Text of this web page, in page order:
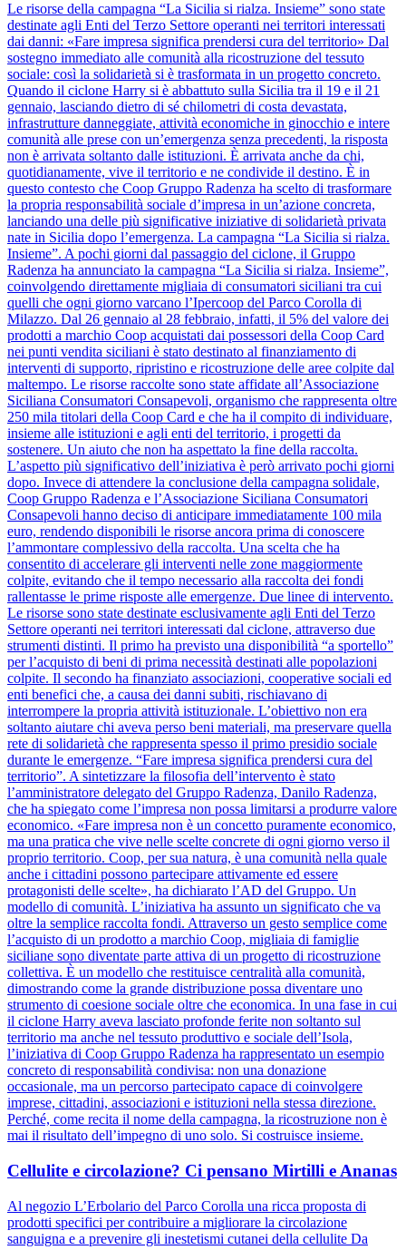
Le risorse della campagna “La Sicilia si rialza. Insieme” sono state
destinate agli Enti del Terzo Settore operanti nei territori interessati
dai danni: «Fare impresa significa prendersi cura del territorio» Dal
sostegno immediato alle comunità alla ricostruzione del tessuto
sociale: così la solidarietà si è trasformata in un progetto concreto.
Quando il ciclone Harry si è abbattuto sulla Sicilia tra il 19 e il 21
gennaio, lasciando dietro di sé chilometri di costa devastata,
infrastrutture danneggiate, attività economiche in ginocchio e intere
comunità alle prese con un’emergenza senza precedenti, la risposta
non è arrivata soltanto dalle istituzioni. È arrivata anche da chi,
quotidianamente, vive il territorio e ne condivide il destino. È in
questo contesto che Coop Gruppo Radenza ha scelto di trasformare
la propria responsabilità sociale d’impresa in un’azione concreta,
lanciando una delle più significative iniziative di solidarietà privata
nate in Sicilia dopo l’emergenza. La campagna “La Sicilia si rialza.
Insieme”. A pochi giorni dal passaggio del ciclone, il Gruppo
Radenza ha annunciato la campagna “La Sicilia si rialza. Insieme”,
coinvolgendo direttamente migliaia di consumatori siciliani tra cui
quelli che ogni giorno varcano l’Ipercoop del Parco Corolla di
Milazzo. Dal 26 gennaio al 28 febbraio, infatti, il 5% del valore dei
prodotti a marchio Coop acquistati dai possessori della Coop Card
nei punti vendita siciliani è stato destinato al finanziamento di
interventi di supporto, ripristino e ricostruzione delle aree colpite dal
maltempo. Le risorse raccolte sono state affidate all’Associazione
Siciliana Consumatori Consapevoli, organismo che rappresenta oltre
250 mila titolari della Coop Card e che ha il compito di individuare,
insieme alle istituzioni e agli enti del territorio, i progetti da
sostenere. Un aiuto che non ha aspettato la fine della raccolta.
L’aspetto più significativo dell’iniziativa è però arrivato pochi giorni
dopo. Invece di attendere la conclusione della campagna solidale,
Coop Gruppo Radenza e l’Associazione Siciliana Consumatori
Consapevoli hanno deciso di anticipare immediatamente 100 mila
euro, rendendo disponibili le risorse ancora prima di conoscere
l’ammontare complessivo della raccolta. Una scelta che ha
consentito di accelerare gli interventi nelle zone maggiormente
colpite, evitando che il tempo necessario alla raccolta dei fondi
rallentasse le prime risposte alle emergenze. Due linee di intervento.
Le risorse sono state destinate esclusivamente agli Enti del Terzo
Settore operanti nei territori interessati dal ciclone, attraverso due
strumenti distinti. Il primo ha previsto una disponibilità “a sportello”
per l’acquisto di beni di prima necessità destinati alle popolazioni
colpite. Il secondo ha finanziato associazioni, cooperative sociali ed
enti benefici che, a causa dei danni subiti, rischiavano di
interrompere la propria attività istituzionale. L’obiettivo non era
soltanto aiutare chi aveva perso beni materiali, ma preservare quella
rete di solidarietà che rappresenta spesso il primo presidio sociale
durante le emergenze. “Fare impresa significa prendersi cura del
territorio”. A sintetizzare la filosofia dell’intervento è stato
l’amministratore delegato del Gruppo Radenza, Danilo Radenza,
che ha spiegato come l’impresa non possa limitarsi a produrre valore
economico. «Fare impresa non è un concetto puramente economico,
ma una pratica che vive nelle scelte concrete di ogni giorno verso il
proprio territorio. Coop, per sua natura, è una comunità nella quale
anche i cittadini possono partecipare attivamente ed essere
protagonisti delle scelte», ha dichiarato l’AD del Gruppo. Un
modello di comunità. L’iniziativa ha assunto un significato che va
oltre la semplice raccolta fondi. Attraverso un gesto semplice come
l’acquisto di un prodotto a marchio Coop, migliaia di famiglie
siciliane sono diventate parte attiva di un progetto di ricostruzione
collettiva. È un modello che restituisce centralità alla comunità,
dimostrando come la grande distribuzione possa diventare uno
strumento di coesione sociale oltre che economica. In una fase in cui
il ciclone Harry aveva lasciato profonde ferite non soltanto sul
territorio ma anche nel tessuto produttivo e sociale dell’Isola,
l’iniziativa di Coop Gruppo Radenza ha rappresentato un esempio
concreto di responsabilità condivisa: non una donazione
occasionale, ma un percorso partecipato capace di coinvolgere
imprese, cittadini, associazioni e istituzioni nella stessa direzione.
Perché, come recita il nome della campagna, la ricostruzione non è
mai il risultato dell’impegno di uno solo. Si costruisce insieme.
Cellulite e circolazione? Ci pensano Mirtilli e Ananas
Al negozio L’Erbolario del Parco Corolla una ricca proposta di
prodotti specifici per contribuire a migliorare la circolazione
sanguigna e a prevenire gli inestetismi cutanei della cellulite Da